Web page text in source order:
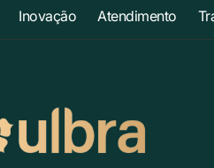
Inovação Atendimento